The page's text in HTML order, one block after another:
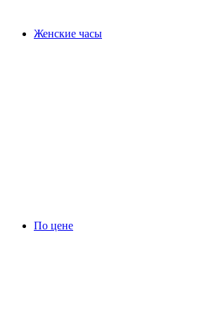
Женские часы
По цене